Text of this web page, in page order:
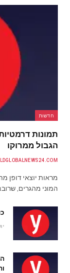
חדשות
תמונות
הגבול ממרוקו
מראות יוצאי דופן
המוני מהגרים,
יולי